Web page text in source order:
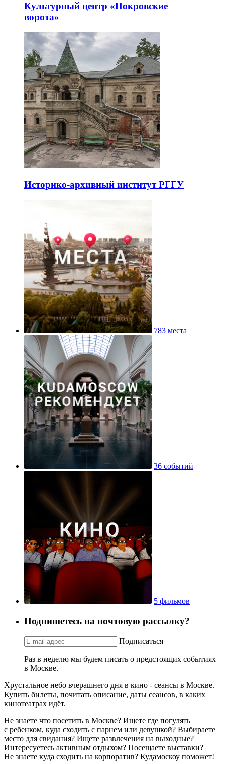
Культурный центр «Покровские
ворота»
Историко-архивный институт РГГУ
783 места
36 событий
5 фильмов
Подпишетесь на почтовую рассылку?
Подписаться
Раз в неделю мы будем писать о предстоящих событиях
в Москве.
Хрустальное небо вчерашнего дня в кино - сеансы в Москве.
Купить билеты, почитать описание, даты сеансов, в каких
кинотеатрах идёт.
Не знаете что посетить в Москве? Ищете где погулять
с ребенком, куда сходить с парнем или девушкой? Выбираете
место для свидания? Ищете развлечения на выходные?
Интересуетесь активным отдыхом? Посещаете выставки?
Не знаете куда сходить на корпоратив? Кудамоскоу поможет!